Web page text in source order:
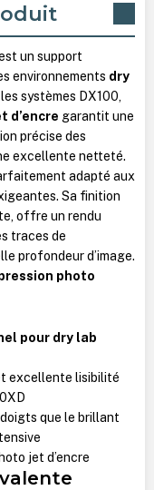
un support
environnements dry
systèmes DX100,
d’encre garantit une
précise des
excellente netteté.
adapté aux
Sa finition
offre un rendu
traces de
profondeur d’image.
photo
pour dry lab
excellente lisibilité
que le brillant
jet d’encre